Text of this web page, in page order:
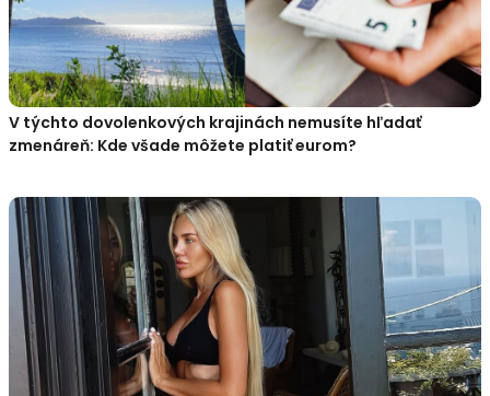
V týchto dovolenkových krajinách nemusíte hľadať
zmenáreň: Kde všade môžete platiť eurom?